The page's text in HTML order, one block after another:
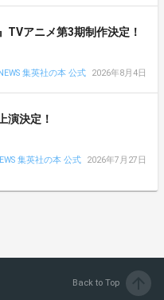
TVアニメ第3期制作決定！
集英社の本 公式
2026年8月4日
演決定！
集英社の本 公式
2026年7月27日
Back to Top